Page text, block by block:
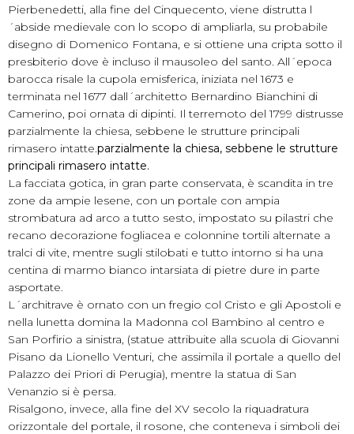
Pierbenedetti, alla fine del Cinquecento, viene distrutta l
´abside medievale con lo scopo di ampliarla, su probabile
disegno di Domenico Fontana, e si ottiene una cripta sotto il
presbiterio dove è incluso il mausoleo del santo. All´epoca
barocca risale la cupola emisferica, iniziata nel 1673 e
terminata nel 1677 dall´architetto Bernardino Bianchini di
Camerino, poi ornata di dipinti. Il terremoto del 1799 distrusse
parzialmente la chiesa, sebbene le strutture principali
rimasero intatte.parzialmente la chiesa, sebbene le strutture
principali rimasero intatte.
La facciata gotica, in gran parte conservata, è scandita in tre
zone da ampie lesene, con un portale con ampia
strombatura ad arco a tutto sesto, impostato su pilastri che
recano decorazione fogliacea e colonnine tortili alternate a
tralci di vite, mentre sugli stilobati e tutto intorno si ha una
centina di marmo bianco intarsiata di pietre dure in parte
asportate.
L´architrave è ornato con un fregio col Cristo e gli Apostoli e
nella lunetta domina la Madonna col Bambino al centro e
San Porfirio a sinistra, (statue attribuite alla scuola di Giovanni
Pisano da Lionello Venturi, che assimila il portale a quello del
Palazzo dei Priori di Perugia), mentre la statua di San
Venanzio si è persa.
Risalgono, invece, alla fine del XV secolo la riquadratura
orizzontale del portale, il rosone, che conteneva i simboli dei